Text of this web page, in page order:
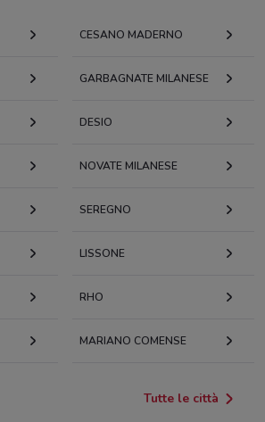
CESANO MADERNO
GARBAGNATE MILANESE
DESIO
NOVATE MILANESE
SEREGNO
LISSONE
RHO
MARIANO COMENSE
Tutte le città